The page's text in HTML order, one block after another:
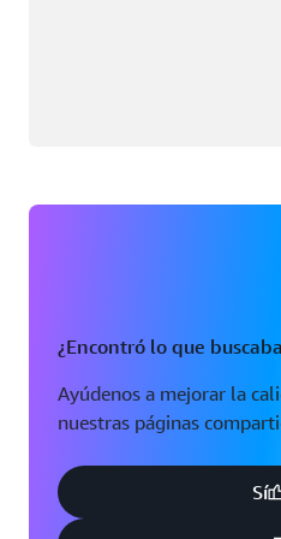
¿Encontró lo que
Ayúdenos a mejorar la
nuestras páginas
Sí